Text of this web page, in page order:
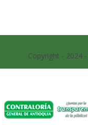
Copyright - 2024 -